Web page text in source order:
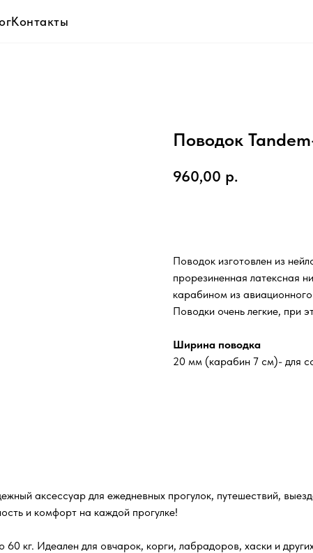
Контакты
Поводок
960,00 р.
Поводок изготовлен из
прорезиненная латексная
карабином из
Поводки очень легкие, при
Ширина поводка
20 мм (карабин 7 см)- для
аксессуар для ежедневных прогулок, путешествий,
и комфорт на каждой прогулке!
кг. Идеален для овчарок, корги, лабрадоров, хаски и